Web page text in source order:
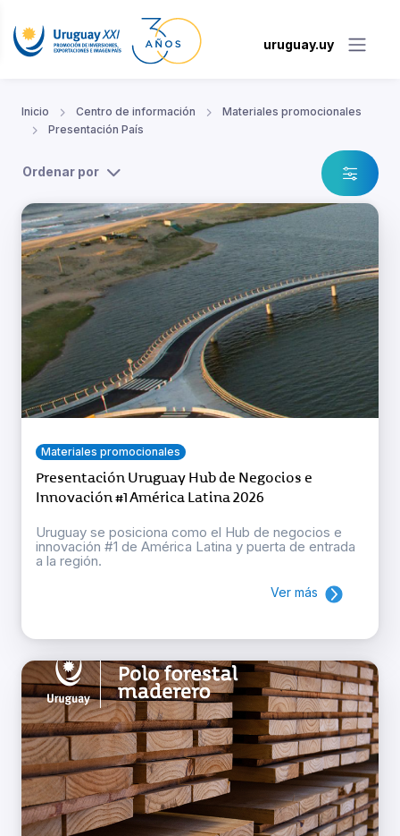
uruguay.uy
Inicio Centro de información
Materiales promocionales
Presentación País
Ordenar por
Materiales promocionales
Presentación Uruguay Hub de Negocios e
Innovación #1 América Latina 2026
Uruguay se posiciona como el Hub de negocios e
innovación #1 de América Latina y puerta de entrada
a la región.
Ver más